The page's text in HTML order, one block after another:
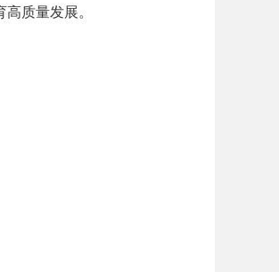
质量发展。